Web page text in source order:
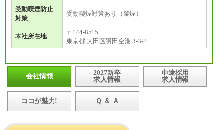
受動喫煙防止
対策
受動喫煙対策あり（禁煙）
本社所在地
〒144-8515
東京都 大田区羽田空港 3-3-2
会社情報
2027新卒
求人情報
中途採用
求人情報
ココが魅力! Ｑ ＆ Ａ